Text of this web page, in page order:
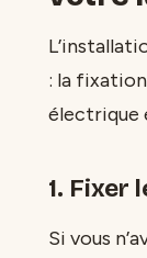
: la
électrique
1. Fixer
Si vous